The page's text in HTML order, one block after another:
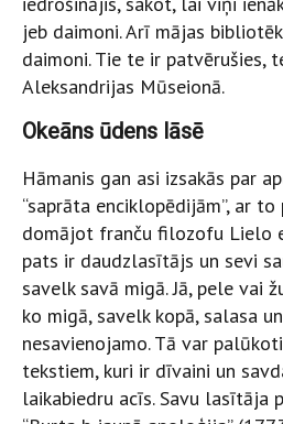
jeb daimoni. Arī mājas
daimoni. Tie te ir patvērušies,
Aleksandrijas Mūseionā.
Okeāns ūdens lāsē
Hāmanis gan asi izsakās par
“saprāta enciklopēdijām”, ar
domājot franču filozofu Lielo
pats ir daudzlasītājs un sevi
savelk savā migā. Jā, pele vai
ko migā, savelk kopā, salasa
nesavienojamo. Tā var
tekstiem, kuri ir dīvaini un
laikabiedru acīs. Savu lasītāja